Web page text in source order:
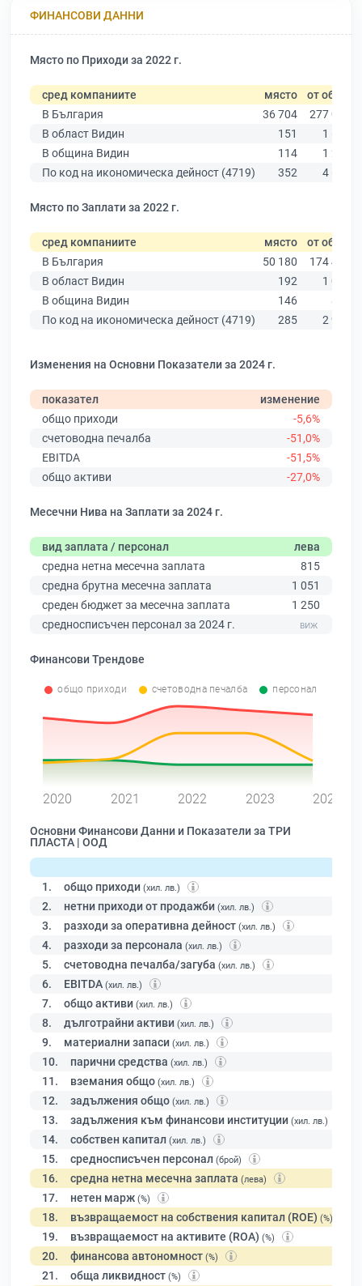
ФИНАНСОВИ ДАННИ
Място по Приходи за 2022 г.
сред компаниите място от общо
В България
36 704
277 019
В област Видин
151
1 629
В община Видин
114
1 283
По код на икономическа дейност (4719)
352 4 682
Място по Заплати за 2022 г.
сред компаниите място от общо
В България
50 180
174 403
В област Видин
192
1 074
В община Видин
146
853
По код на икономическа дейност (4719)
285 2 938
Изменения на Основни Показатели за 2024 г.
показател
изменение
общо приходи
-5,6%
счетоводна печалба
-51,0%
EBITDA
-51,5%
общо активи
-27,0%
Месечни Нива на Заплати за 2024 г.
вид заплата / персонал
лева
средна нетна месечна заплата
815
средна брутна месечна заплата
1 051
среден бюджет за месечна заплата
1 250
средносписъчен персонал за 2024 г.
Финансови Трендове
общо приходи счетоводна печалба персонал
2020 2021 2022 2023 2024
Основни Финансови Данни и Показатели за ТРИ
ПЛАСТА | ООД
1. общо приходи (хил. лв.)
2. нетни приходи от продажби (хил. лв.)
3. разходи за оперативна дейност (хил. лв.)
4. разходи за персонала (хил. лв.)
5. счетоводна печалба/загуба (хил. лв.)
6. EBITDA (хил. лв.)
7. общо активи (хил. лв.)
8. дълготрайни активи (хил. лв.)
9. материални запаси (хил. лв.)
10. парични средства (хил. лв.)
11. вземания общо (хил. лв.)
12. задължения общо (хил. лв.)
13. задължения към финансови институции (хил. лв.)
14. собствен капитал (хил. лв.)
15. средносписъчен персонал (брой)
16. средна нетна месечна заплата (лева)
17. нетен марж (%)
18. възвращаемост на собствения капитал (ROE) (%)
19. възвращаемост на активите (ROA) (%)
20. финансова автономност (%)
21. обща ликвидност (%)